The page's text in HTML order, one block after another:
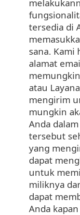
tersedia di
sana. Kami
alamat
atau
mengirim
mungkin
Anda
tersebut
yang
dapat
untuk
miliknya
dapat
Anda